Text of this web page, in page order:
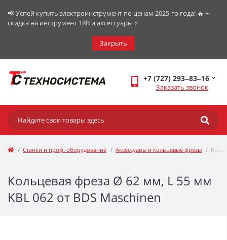
📢 Успей купить электроинструмент по ценам 2025-го года! 🔥 +
скидка на инструмент 18В и аксессуары ⚡️
Закрыть
+7 (727) 293‒83‒16
Заказать звонок
Станки и проф. оборудование Аксессуары и кольцевые фрезы
Кольцевая фреза Ø 62 мм, L 55 мм
KBL 062 от BDS Maschinen